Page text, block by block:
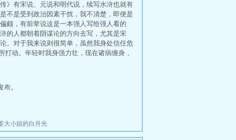
》有宋说、元说和明代说，续写水浒也就有
不是受到政治因素干扰，我不清楚，即便是
颇，有前辈说这是一本强人写给强人看的
的人都朝着阴谋论的方向去写，尤其是宋
。对于我来说则很简单，虽然我身处信任危
打动。年轻时我身强力壮，现在诸病缠身，
。
大小姐的白月光